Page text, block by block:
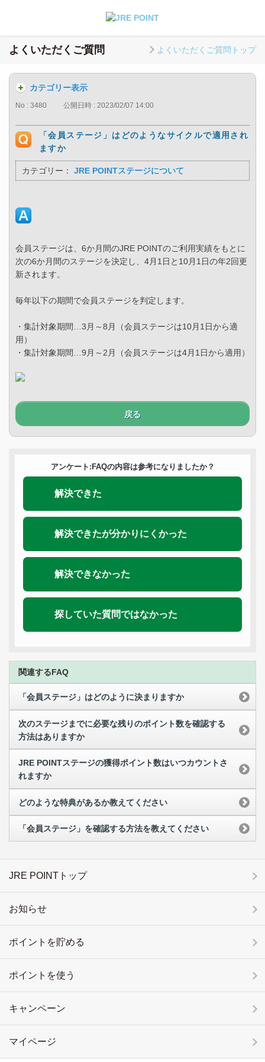
よくいただくご質問 よくいただくご質問トップ
カテゴリー表示
No : 3480 公開日時 : 2023/02/07 14:00
「会員ステージ」はどのようなサイクルで適用され
ますか
カテゴリー： JRE POINTステージについて
会員ステージは、6か月間のJRE POINTのご利用実績をもとに
次の6か月間のステージを決定し、4月1日と10月1日の年2回更
新されます。
毎年以下の期間で会員ステージを判定します。
・集計対象期間…3月～8月（会員ステージは10月1日から適
用）
・集計対象期間…9月～2月（会員ステージは4月1日から適用）
戻る
アンケート:FAQの内容は参考になりましたか？
解決できた
解決できたが分かりにくかった
解決できなかった
探していた質問ではなかった
関連するFAQ
「会員ステージ」はどのように決まりますか
次のステージまでに必要な残りのポイント数を確認する
方法はありますか
JRE POINTステージの獲得ポイント数はいつカウントさ
れますか
どのような特典があるか教えてください
「会員ステージ」を確認する方法を教えてください
JRE POINTトップ
お知らせ
ポイントを貯める
ポイントを使う
キャンペーン
マイページ